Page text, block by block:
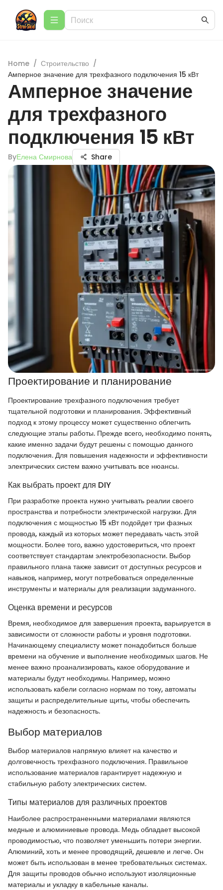
Home / Строительство /
Амперное значение для трехфазного подключения 15 кВт
Амперное значение
для трехфазного
подключения 15 кВт
ByЕлена Смирнова Share
Проектирование и планирование
Проектирование трехфазного подключения требует
тщательной подготовки и планирования. Эффективный
подход к этому процессу может существенно облегчить
следующие этапы работы. Прежде всего, необходимо понять,
какие именно задачи будут решены с помощью данного
подключения. Для повышения надежности и эффективности
электрических систем важно учитывать все нюансы.
Как выбрать проект для DIY
При разработке проекта нужно учитывать реалии своего
пространства и потребности электрической нагрузки. Для
подключения с мощностью 15 кВт подойдет три фазных
провода, каждый из которых может передавать часть этой
мощности. Более того, важно удостовериться, что проект
соответствует стандартам электробезопасности. Выбор
правильного плана также зависит от доступных ресурсов и
навыков, например, могут потребоваться определенные
инструменты и материалы для реализации задуманного.
Оценка времени и ресурсов
Время, необходимое для завершения проекта, варьируется в
зависимости от сложности работы и уровня подготовки.
Начинающему специалисту может понадобиться больше
времени на обучение и выполнение необходимых шагов. Не
менее важно проанализировать, какое оборудование и
материалы будут необходимы. Например, можно
использовать кабели согласно нормам по току, автоматы
защиты и распределительные щиты, чтобы обеспечить
надежность и безопасность.
Выбор материалов
Выбор материалов напрямую влияет на качество и
долговечность трехфазного подключения. Правильное
использование материалов гарантирует надежную и
стабильную работу электрических систем.
Типы материалов для различных проектов
Наиболее распространенными материалами являются
медные и алюминиевые провода. Медь обладает высокой
проводимостью, что позволяет уменьшить потери энергии.
Алюминий, хоть и менее проводящий, дешевле и легче. Он
может быть использован в менее требовательных системах.
Для защиты проводов обычно используют изоляционные
материалы и укладку в кабельные каналы.